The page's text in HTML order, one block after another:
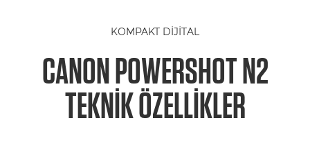
KOMPAKT DIJITAL
CANON POWERSHOT N2
TEKNIK ÖZELLIKLER